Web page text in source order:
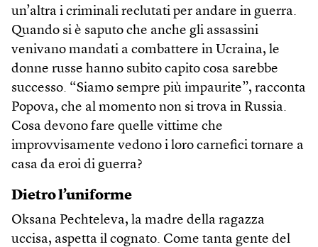
un’altra i criminali reclutati per andare in guerra.
Quando si è saputo che anche gli assassini
venivano mandati a combattere in Ucraina, le
donne russe hanno subito capito cosa sarebbe
successo. “Siamo sempre più impaurite”, racconta
Popova, che al momento non si trova in Russia.
Cosa devono fare quelle vittime che
improvvisamente vedono i loro carnefici tornare a
casa da eroi di guerra?
Dietro l’uniforme
Oksana Pechteleva, la madre della ragazza
uccisa, aspetta il cognato. Come tanta gente del